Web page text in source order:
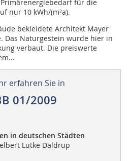
für die
nur 10 kWh/(m²a).
bekleidete Architekt Mayer
Das Naturgestein wurde hier in
verbaut. Die preiswerte
erfahren Sie in
01/2009
in deutschen Städten
Lütke Daldrup